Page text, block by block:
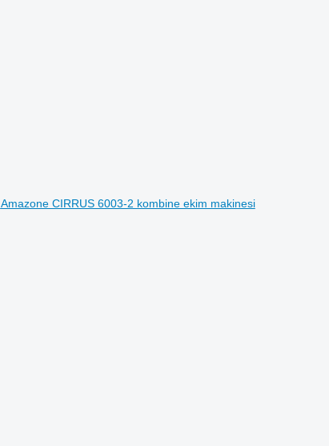
Amazone CIRRUS 6003-2 kombine ekim makinesi